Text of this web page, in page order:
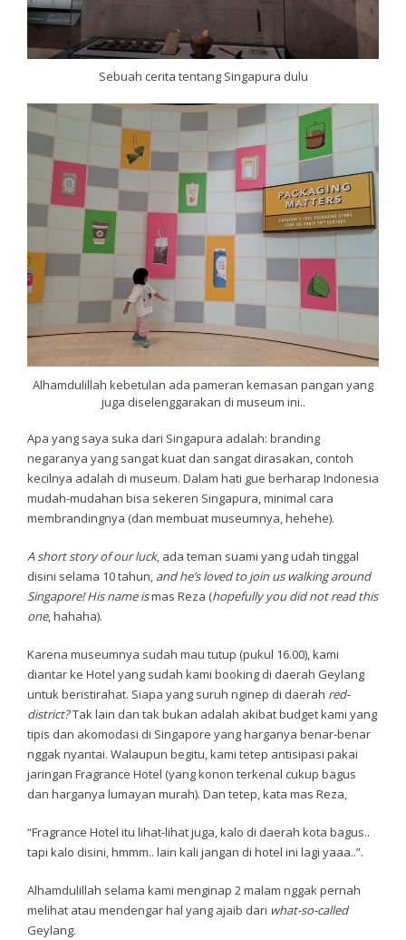
Sebuah cerita tentang Singapura dulu
Alhamdulillah kebetulan ada pameran kemasan pangan yang
juga diselenggarakan di museum ini..
Apa yang saya suka dari Singapura adalah: branding
negaranya yang sangat kuat dan sangat dirasakan, contoh
kecilnya adalah di museum. Dalam hati gue berharap Indonesia
mudah-mudahan bisa sekeren Singapura, minimal cara
membrandingnya (dan membuat museumnya, hehehe).
A short story of our luck, ada teman suami yang udah tinggal
disini selama 10 tahun, and he’s loved to join us walking around
Singapore! His name ismas Reza (hopefully you did not read this
one, hahaha).
Karena museumnya sudah mau tutup (pukul 16.00), kami
diantar ke Hotel yang sudah kami booking di daerah Geylang
untuk beristirahat. Siapa yang suruh nginep di daerah red-
district?Tak lain dan tak bukan adalah akibat budget kami yang
tipis dan akomodasi di Singapore yang harganya benar-benar
nggak nyantai. Walaupun begitu, kami tetep antisipasi pakai
jaringan Fragrance Hotel (yang konon terkenal cukup bagus
dan harganya lumayan murah). Dan tetep, kata mas Reza,
“Fragrance Hotel itu lihat-lihat juga, kalo di daerah kota bagus..
tapi kalo disini, hmmm.. lain kali jangan di hotel ini lagi yaaa..”.
Alhamdulillah selama kami menginap 2 malam nggak pernah
melihat atau mendengar hal yang ajaib dari what-so-called
Geylang.